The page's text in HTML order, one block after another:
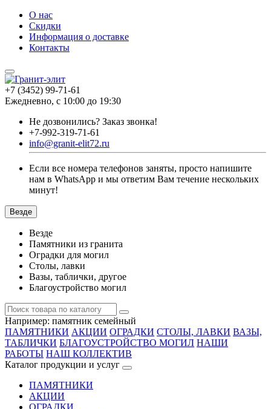
О нас
Скидки
Информация о доставке
Контакты
+7 (3452) 99-71-61
Ежедневно, с 10:00 до 19:30
Не дозвонились? Заказ звонка!
+7-992-319-71-61
info@granit-elit72.ru
Если все номера телефонов заняты, просто напишите
нам в WhatsApp и мы ответим Вам течение нескольких
минут!
Везде
Везде
Памятники из гранита
Оградки для могил
Столы, лавки
Вазы, таблички, другое
Благоустройство могил
Например: памятник семейный
ПАМЯТНИКИ АКЦИИ ОГРАДКИ СТОЛЫ, ЛАВКИ ВАЗЫ,
ТАБЛИЧКИ БЛАГОУСТРОЙСТВО МОГИЛ НАШИ
РАБОТЫ НАШ КОЛЛЕКТИВ
Каталог продукции и услуг
ПАМЯТНИКИ
АКЦИИ
ОГРАДКИ